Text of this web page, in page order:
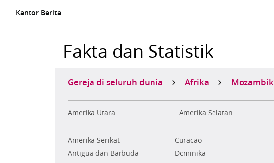
Kantor Berita
Fakta dan Statistik
Gereja di seluruh dunia Afrika Mozambik
Amerika Utara Amerika Selatan
Amerika Serikat
Antigua dan Barbuda
Curacao
Dominika